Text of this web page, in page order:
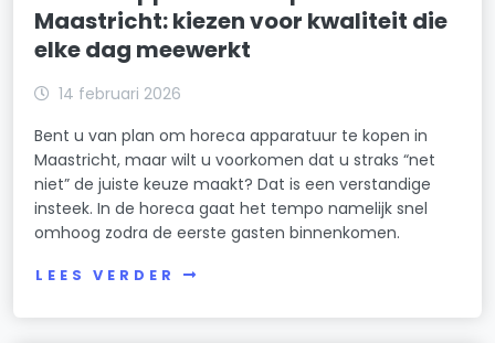
Maastricht: kiezen voor kwaliteit die
elke dag meewerkt
14 februari 2026
Bent u van plan om horeca apparatuur te kopen in
Maastricht, maar wilt u voorkomen dat u straks “net
niet” de juiste keuze maakt? Dat is een verstandige
insteek. In de horeca gaat het tempo namelijk snel
omhoog zodra de eerste gasten binnenkomen.
LEES VERDER